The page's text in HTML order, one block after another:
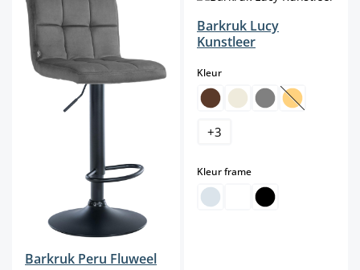
Barkruk Peru Fluweel
Barkruk Lucy
Kunstleer
Kleurselect
(Deze optie
+3
Kleur frameselect